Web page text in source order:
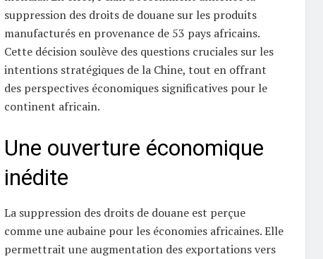
suppression des droits de douane sur les produits
manufacturés en provenance de 53 pays africains.
Cette décision soulève des questions cruciales sur les
intentions stratégiques de la Chine, tout en offrant
des perspectives économiques significatives pour le
continent africain.
Une ouverture économique
inédite
La suppression des droits de douane est perçue
comme une aubaine pour les économies africaines. Elle
permettrait une augmentation des exportations vers